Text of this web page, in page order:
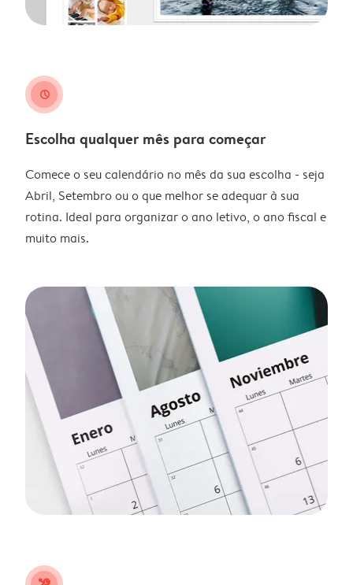
clock
Escolha qualquer mês para começar
Comece o seu calendário no mês da sua escolha - seja
Abril, Setembro ou o que melhor se adequar à sua
rotina. Ideal para organizar o ano letivo, o ano fiscal e
muito mais.